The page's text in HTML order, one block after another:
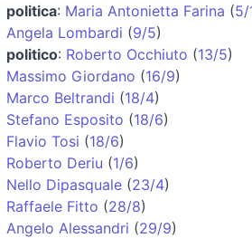
politica: Maria Antonietta Farina (5/
Angela Lombardi (9/5)
politico: Roberto Occhiuto (13/5)
Massimo Giordano (16/9)
Marco Beltrandi (18/4)
Stefano Esposito (18/6)
Flavio Tosi (18/6)
Roberto Deriu (1/6)
Nello Dipasquale (23/4)
Raffaele Fitto (28/8)
Angelo Alessandri (29/9)